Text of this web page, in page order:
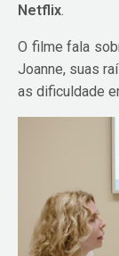
Netflix.
O filme fala
Joanne, suas
as dificuldade